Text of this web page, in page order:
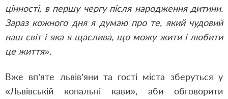
цінності, в першу чергу після народження дитини.
Зараз кожного дня я думаю про те, який чудовий
наш світ і яка я щаслива, що можу жити і любити
це життя».
Вже вп’яте львів’яни та гості міста зберуться у
«Львівській копальні кави», аби обговорити